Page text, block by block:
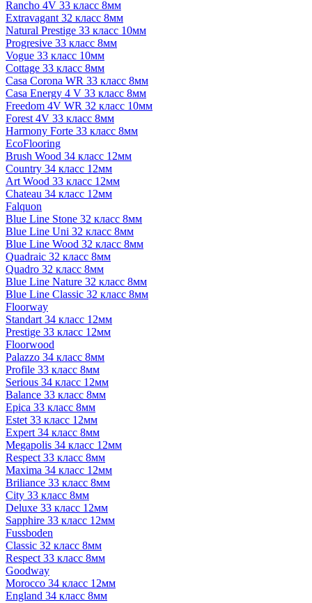
Rancho 4V 33 класс 8мм
Extravagant 32 класс 8мм
Natural Prestige 33 класс 10мм
Progresive 33 класс 8мм
Vogue 33 класс 10мм
Cottage 33 класс 8мм
Casa Corona WR 33 класс 8мм
Casa Energy 4 V 33 класс 8мм
Freedom 4V WR 32 класс 10мм
Forest 4V 33 класс 8мм
Harmony Forte 33 класс 8мм
EcoFlooring
Brush Wood 34 класс 12мм
Country 34 класс 12мм
Art Wood 33 класс 12мм
Chateau 34 класс 12мм
Falquon
Blue Line Stone 32 класс 8мм
Blue Line Uni 32 класс 8мм
Blue Line Wood 32 класс 8мм
Quadraic 32 класс 8мм
Quadro 32 класс 8мм
Blue Line Nature 32 класс 8мм
Blue Line Classic 32 класс 8мм
Floorway
Standart 34 класс 12мм
Prestige 33 класс 12мм
Floorwood
Palazzo 34 класс 8мм
Profile 33 класс 8мм
Serious 34 класс 12мм
Balance 33 класс 8мм
Epica 33 класс 8мм
Estet 33 класс 12мм
Expert 34 класс 8мм
Megapolis 34 класс 12мм
Respect 33 класс 8мм
Maxima 34 класс 12мм
Briliance 33 класс 8мм
City 33 класс 8мм
Deluxe 33 класс 12мм
Sapphire 33 класс 12мм
Fussboden
Classic 32 класс 8мм
Respect 33 класс 8мм
Goodway
Morocco 34 класс 12мм
England 34 класс 8мм